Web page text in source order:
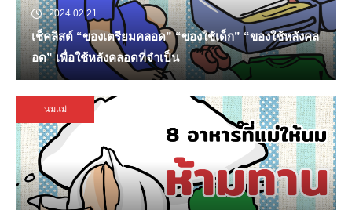
2024.02.21
เช็คลิสต์ “ของเตรียมคลอด” “ของใช้เด็ก” “ของใช้หลังคล
อด” เพื่อใช้หลังคลอดที่จำเป็น
นมแม่